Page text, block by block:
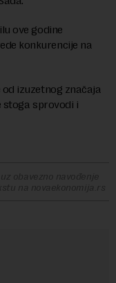
ove godine
konkurencije na
izuzetnog značaja
stoga sprovodi i
obavezno navođenje
na novaekonomija.rs